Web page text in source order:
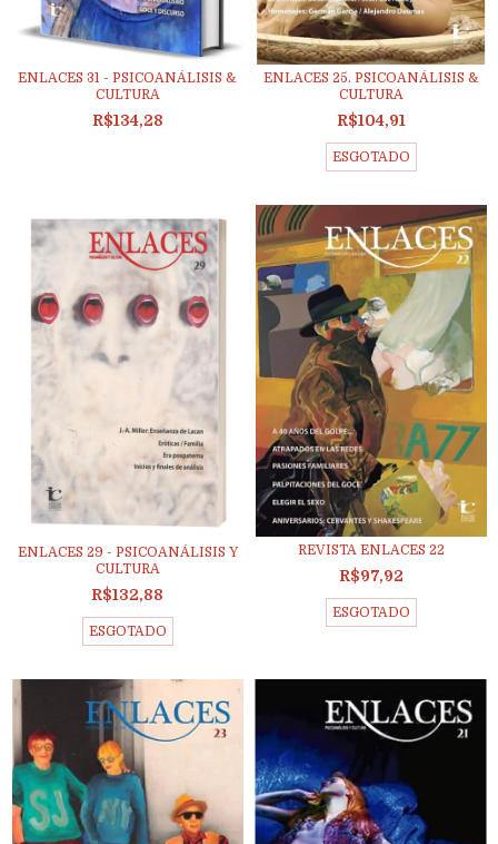
ENLACES 31 - PSICOANÁLISIS &
CULTURA
R$134,28
ENLACES 25. PSICOANÁLISIS &
CULTURA
R$104,91
ESGOTADO
ENLACES 29 - PSICOANÁLISIS Y
CULTURA
R$132,88
ESGOTADO
REVISTA ENLACES 22
R$97,92
ESGOTADO